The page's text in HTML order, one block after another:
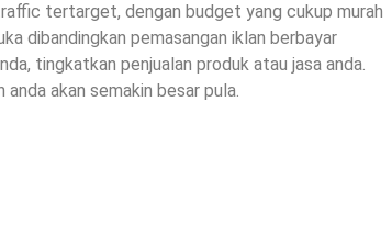
tertarget, dengan budget yang cukup murah
dibandingkan pemasangan iklan berbayar
tingkatkan penjualan produk atau jasa anda.
akan semakin besar pula.